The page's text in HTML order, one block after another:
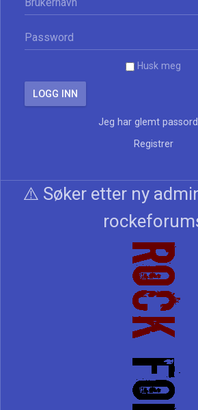
Husk meg
Jeg har glemt
Registrer
⚠️ Søker etter ny